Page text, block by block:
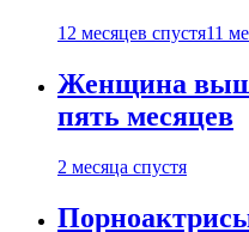
12 месяцев спустя11
Женщина
пять месяцев
2 месяца спустя